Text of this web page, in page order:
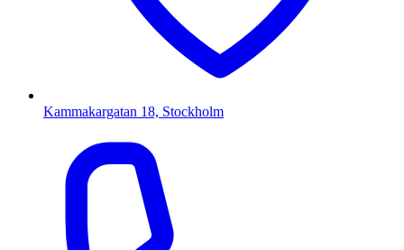
Kammakargatan 18, Stockholm